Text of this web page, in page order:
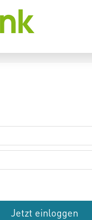
Jetzt einloggen